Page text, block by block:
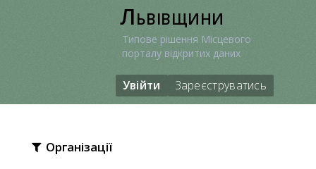
Львівщини
Типове рішення Місцевого
порталу відкритих даних
Увійти Зареєструватись
Організації